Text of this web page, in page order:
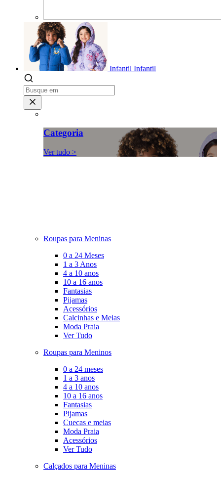
Infantil Infantil
Categoria
Ver tudo >
Roupas para Meninas
0 a 24 Meses
1 a 3 Anos
4 a 10 anos
10 a 16 anos
Fantasias
Pijamas
Acessórios
Calcinhas e Meias
Moda Praia
Ver Tudo
Roupas para Meninos
0 a 24 meses
1 a 3 anos
4 a 10 anos
10 a 16 anos
Fantasias
Pijamas
Cuecas e meias
Moda Praia
Acessórios
Ver Tudo
Calçados para Meninas